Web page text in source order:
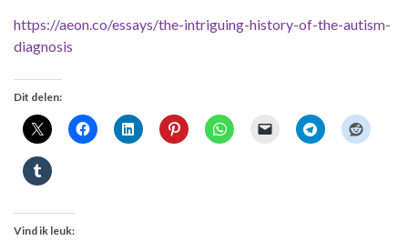
https://aeon.co/essays/the-intriguing-history-of-the-autism-
diagnosis
Dit delen:
Vind ik leuk: